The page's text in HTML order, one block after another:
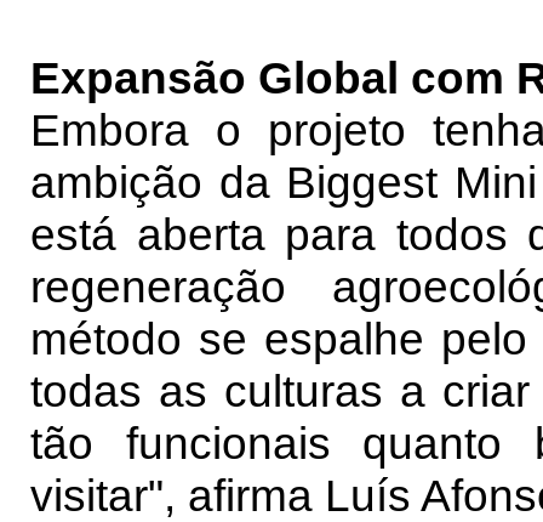
Expansão Global com
Embora o projeto
ambição da Biggest
está aberta para todos
regeneração
método se espalhe
todas as culturas a
tão funcionais
visitar", afirma Luís